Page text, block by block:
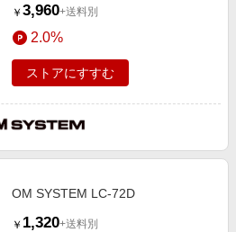
￥ 3,960+送料別
2.0%
ストアにすすむ
OM SYSTEM LC-72D
￥ 1,320+送料別